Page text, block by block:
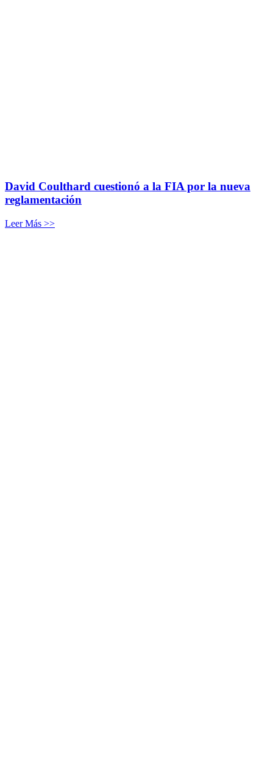
David Coulthard cuestionó a la FIA por la nueva
reglamentación
Leer Más >>